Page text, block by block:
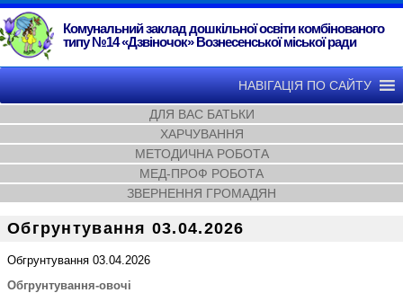
Комунальний заклад дошкільної освіти комбінованого
типу №14 «Дзвіночок» Вознесенської міської ради
НАВІГАЦІЯ ПО САЙТУ
ДЛЯ ВАС БАТЬКИ
ХАРЧУВАННЯ
МЕТОДИЧНА РОБОТА
МЕД-ПРОФ РОБОТА
ЗВЕРНЕННЯ ГРОМАДЯН
Обгрунтування 03.04.2026
Обгрунтування 03.04.2026
Обгрунтування-овочі